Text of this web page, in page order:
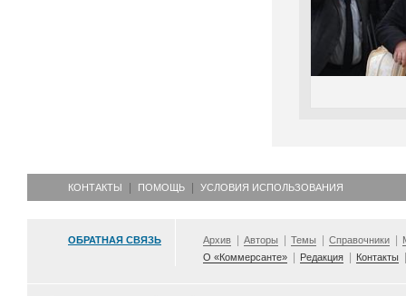
КОНТАКТЫ ПОМОЩЬ УСЛОВИЯ ИСПОЛЬЗОВАНИЯ
ОБРАТНАЯ СВЯЗЬ Архив Авторы Темы Справочники
О «Коммерсанте»
Редакция Контакты